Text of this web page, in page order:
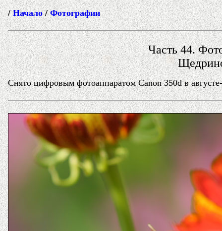
/Начало/Фотографии
Часть 44.
Снято цифровым фотоаппаратом Canon 350d в августе-